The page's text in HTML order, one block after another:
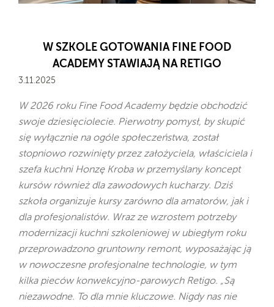
W SZKOLE GOTOWANIA FINE FOOD
ACADEMY STAWIAJĄ NA RETIGO
3.11.2025
W 2026 roku Fine Food Academy będzie obchodzić
swoje dziesięciolecie. Pierwotny pomysł, by skupić
się wyłącznie na ogóle społeczeństwa, został
stopniowo rozwinięty przez założyciela, właściciela i
szefa kuchni Honzę Kroba w przemyślany koncept
kursów również dla zawodowych kucharzy. Dziś
szkoła organizuje kursy zarówno dla amatorów, jak i
dla profesjonalistów. Wraz ze wzrostem potrzeby
modernizacji kuchni szkoleniowej w ubiegłym roku
przeprowadzono gruntowny remont, wyposażając ją
w nowoczesne profesjonalne technologie, w tym
kilka pieców konwekcyjno-parowych Retigo. „Są
niezawodne. To dla mnie kluczowe. Nigdy nas nie